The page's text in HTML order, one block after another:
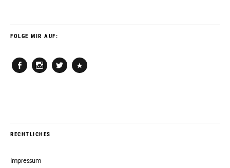
FOLGE MIR AUF:
RECHTLICHES
Impressum